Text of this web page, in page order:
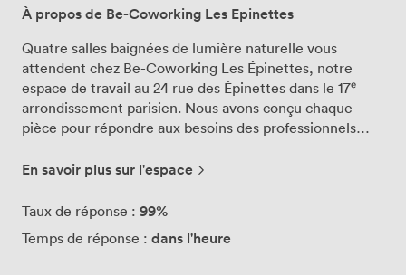
À propos de Be-Coworking Les Epinettes
Quatre salles baignées de lumière naturelle vous
attendent chez Be-Coworking Les Épinettes, notre
espace de travail au 24 rue des Épinettes dans le 17ᵉ
arrondissement parisien. Nous avons conçu chaque
pièce pour répondre aux besoins des professionnels
confort et fonctionnalité. Notre terrasse extérieure
membres quand le temps le permet - parfaite pour une
cuisine équipée permet de préparer vos repas et
En savoir plus sur l'espace
Taux de réponse : 99%
Temps de réponse : dans l'heure